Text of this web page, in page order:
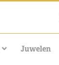
Juwelen